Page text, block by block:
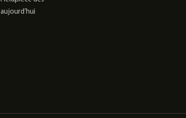
aujourd’hui